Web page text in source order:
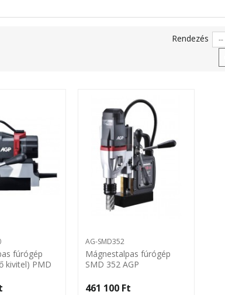
Rendezés --
fúrógép
kivitel) PMD
AG-SMD352
Mágnestalpas fúrógép
SMD 352 AGP
461 100 Ft‎